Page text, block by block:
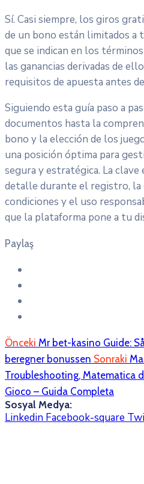
Sí. Casi siempre, los giros
de un bono están limitados a
que se indican en los
las ganancias derivadas de
requisitos de apuesta antes
Siguiendo esta guía paso a
documentos hasta la
bono y la elección de los
una posición óptima para
segura y estratégica. La
detalle durante el registro, la
condiciones y el uso
que la plataforma pone a tu
Paylaş
Önceki Mr bet-kasino Guide:
beregner bonussen Sonraki
Troubleshooting, Matematica
Gioco – Guida Completa
Sosyal Medya:
Linkedin Facebook-square